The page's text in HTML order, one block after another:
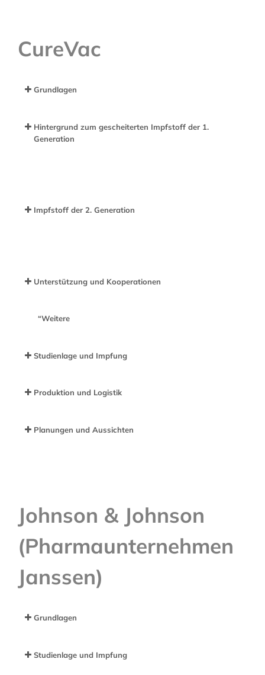
CureVac
Grundlagen
Hintergrund zum gescheiterten Impfstoff der 1.
Generation
Impfstoff der 2. Generation
Unterstützung und Kooperationen
“Weitere
2.) Vektorimpfstoffe
Studienlage und Impfung
Produktion und Logistik
Planungen und Aussichten
Johnson & Johnson
(Pharmaunternehmen
Janssen)
Grundlagen
Studienlage und Impfung